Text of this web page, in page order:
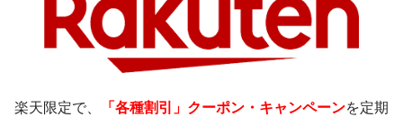
楽天限定で、 「各種割引」クーポン・キャンペーンを定期